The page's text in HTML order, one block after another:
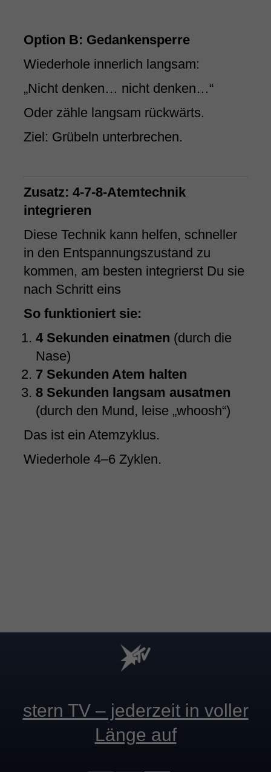
Option B: Gedankensperre
Wiederhole innerlich langsam:
„Nicht denken… nicht denken…“
Oder zähle langsam rückwärts.
Ziel: Grübeln unterbrechen.
Zusatz: 4-7-8-Atemtechnik
integrieren
Diese Technik kann helfen, schneller
in den Entspannungszustand zu
kommen, am besten integrierst Du sie
nach Schritt eins
So funktioniert sie:
4 Sekunden einatmen (durch die
Nase)
7 Sekunden Atem halten
8 Sekunden langsam ausatmen
(durch den Mund, leise „whoosh“)
Das ist ein Atemzyklus.
Wiederhole 4–6 Zyklen.
stern TV – jederzeit in voller
Länge auf